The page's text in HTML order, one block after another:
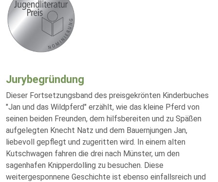
Jurybegründung
Dieser Fortsetzungsband des preisgekrönten Kinderbuches
"Jan und das Wildpferd" erzählt, wie das kleine Pferd von
seinen beiden Freunden, dem hilfsbereiten und zu Späßen
aufgelegten Knecht Natz und dem Bauernjungen Jan,
liebevoll gepflegt und zugeritten wird. In einem alten
Kutschwagen fahren die drei nach Münster, um den
sagenhafen Knipperdolling zu besuchen. Diese
weitergesponnene Geschichte ist ebenso einfallsreich und